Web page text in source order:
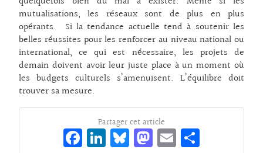
mutualisations, les réseaux sont de plus en plus
opérants. Si la tendance actuelle tend à soutenir les
belles réussites pour les renforcer au niveau national ou
international, ce qui est nécessaire, les projets de
demain doivent avoir leur juste place à un moment où
les budgets culturels s’amenuisent. L’équilibre doit
trouver sa mesure.
Partager cet article
Fa Li Bl M E